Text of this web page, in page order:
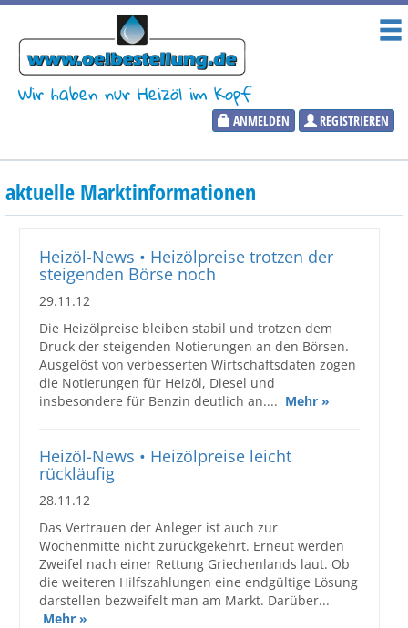
Wir haben nur Heizöl im Kopf
ANMELDEN REGISTRIEREN
Heizölpreise
Aktueller Heizölpreis
Marktinformationen
Wunschpreis Benachrichtigung
Service
Händler
Hilfe und Kontakt
aktuelle Marktinformationen
Heizöl-News • Heizölpreise trotzen der
steigenden Börse noch
29.11.12
Die Heizölpreise bleiben stabil und trotzen dem
Druck der steigenden Notierungen an den Börsen.
Ausgelöst von verbesserten Wirtschaftsdaten zogen
die Notierungen für Heizöl, Diesel und
insbesondere für Benzin deutlich an.... Mehr »
Heizöl-News • Heizölpreise leicht
rückläufig
28.11.12
Das Vertrauen der Anleger ist auch zur
Wochenmitte nicht zurückgekehrt. Erneut werden
Zweifel nach einer Rettung Griechenlands laut. Ob
die weiteren Hilfszahlungen eine endgültige Lösung
darstellen bezweifelt man am Markt. Darüber...
Mehr »